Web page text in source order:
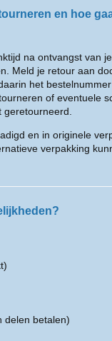
en hoe
na ontvangst van
Meld je retour aan
het
of eventuele
en in originele
verpakking
delen betalen)